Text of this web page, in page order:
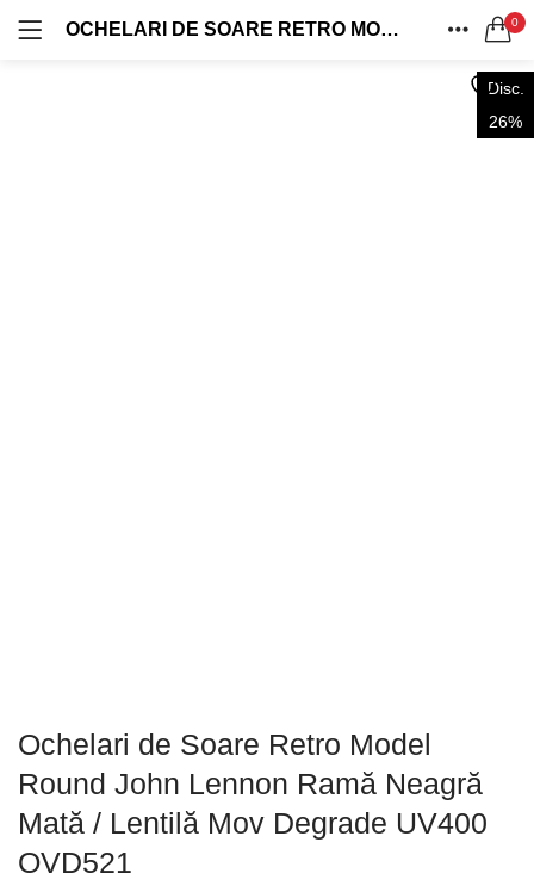
OCHELARI DE SOARE RETRO MODEL ROUND JOHN LENNON RAMĂ NEAGRĂ MATĂ / LENTILĂ MOV DEGRADE UV400 OVD521 0
54 produse 127 produse
Disc.
26%
Ochelari de Soare Retro Model
Round John Lennon Ramă Neagră
Mată / Lentilă Mov Degrade UV400
OVD521